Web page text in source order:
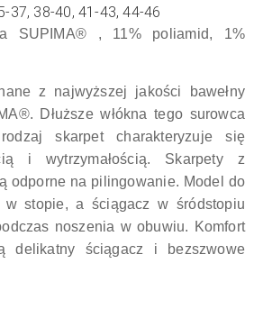
37, 38-40, 41-43, 44-46
SUPIMA® , 11% poliamid, 1%
z najwyższej jakości bawełny
Dłuższe włókna tego surowca
skarpet charakteryzuje się
i wytrzymałością. Skarpety z
odporne na pilingowanie. Model do
w stopie, a ściągacz w śródstopiu
noszenia w obuwiu. Komfort
delikatny ściągacz i bezszwowe